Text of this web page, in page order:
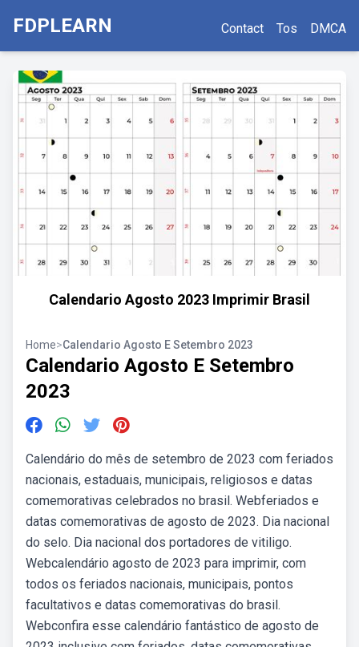
FDPLEARN Contact Tos DMCA
Calendario Agosto 2023 Imprimir Brasil
Home>Calendario Agosto E Setembro 2023
Calendario Agosto E Setembro
2023
Calendário do mês de setembro de 2023 com feriados
nacionais, estaduais, municipais, religiosos e datas
comemorativas celebrados no brasil. Webferiados e
datas comemorativas de agosto de 2023. Dia nacional
do selo. Dia nacional dos portadores de vitiligo.
Webcalendário agosto de 2023 para imprimir, com
todos os feriados nacionais, municipais, pontos
facultativos e datas comemorativas do brasil.
Webconfira esse calendário fantástico de agosto de